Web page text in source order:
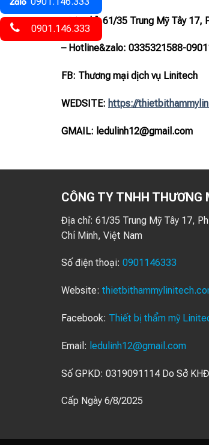
– Địa chỉ: 61/35 Trung Mỹ Tây 17,
– Hotline&zalo: 0335321588-
FB: Thương mại dịch vụ Linitech
WEDSITE: https://
GMAIL: ledulinh12@gmail.com
CÔNG TY TNHH THƯƠNG
Địa chỉ: 61/35 Trung Mỹ Tây 17,
Chí Minh, Việt Nam
Số điện thoại: 0901146333
Website:
Facebook: Thiết bị thẩm mỹ
Email: ledulinh12@gmail.com
Số GPKD: 0319091114 Do Sở
Cấp Ngày 6/8/2025
0901.146.333